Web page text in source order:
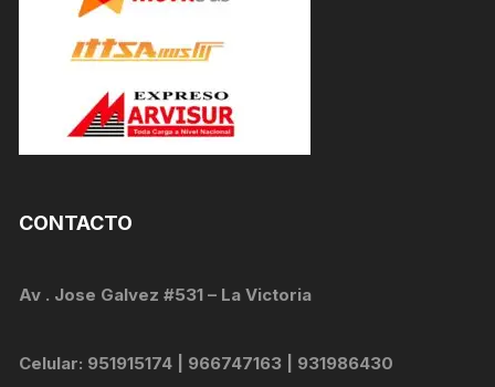
CONTACTO
Av . Jose Galvez #531 – La Victoria
Celular: 951915174 | 966747163 | 931986430